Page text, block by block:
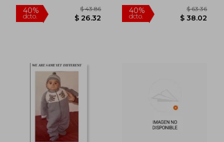
Fears (en Inglés)